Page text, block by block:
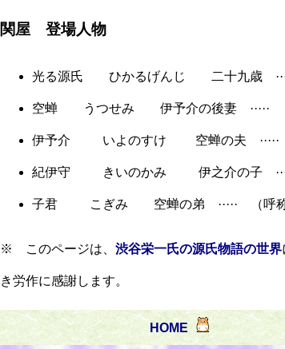
関屋 登場人物
光る源氏 ひかるげんじ 二十九歳
空蝉 うつせみ 伊予介の後妻 ····· （
伊予介 いよのすけ 空
紀伊守 きいのかみ 伊之介の子
子君 こぎみ 空蝉の弟 ····· （呼称
※ このページは、 渋谷栄一氏の源氏物語の世界
き労作に感謝します。
HOME